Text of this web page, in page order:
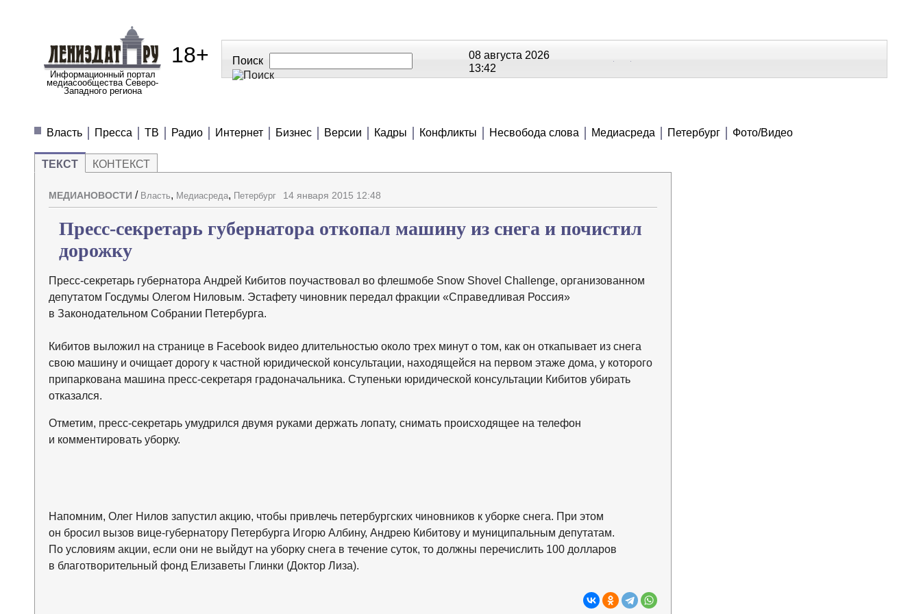
Информационный портал
медиасообщества Северо-
Западного региона
18+ Поиск
08 августа 2026
13:42
Власть
Пресса ТВ Радио Интернет Бизнес Версии Кадры Конфликты Несвобода слова Медиасреда Петербург Фото/Видео
ТЕКСТ КОНТЕКСТ
МЕДИАНОВОСТИ / Власть, Медиасреда, Петербург 14 января 2015 12:48
Пресс-секретарь губернатора откопал машину из снега и почистил
дорожку
Пресс-секретарь губернатора Андрей Кибитов поучаствовал во флешмобе Snow Shovel Challenge, организованном
депутатом Госдумы Олегом Ниловым. Эстафету чиновник передал фракции «Справедливая Россия»
в Законодательном Собрании Петербурга.
Кибитов выложил на странице в Facebook видео длительностью около трех минут о том, как он откапывает из снега
свою машину и очищает дорогу к частной юридической консультации, находящейся на первом этаже дома, у которого
припаркована машина пресс-секретаря градоначальника. Ступеньки юридической консультации Кибитов убирать
отказался.
Отметим, пресс-секретарь умудрился двумя руками держать лопату, снимать происходящее на телефон
и комментировать уборку.
Напомним, Олег Нилов запустил акцию, чтобы привлечь петербургских чиновников к уборке снега. При этом
он бросил вызов вице-губернатору Петербурга Игорю Албину, Андрею Кибитову и муниципальным депутатам.
По условиям акции, если они не выйдут на уборку снега в течение суток, то должны перечислить 100 долларов
в благотворительный фонд Елизаветы Глинки (Доктор Лиза).